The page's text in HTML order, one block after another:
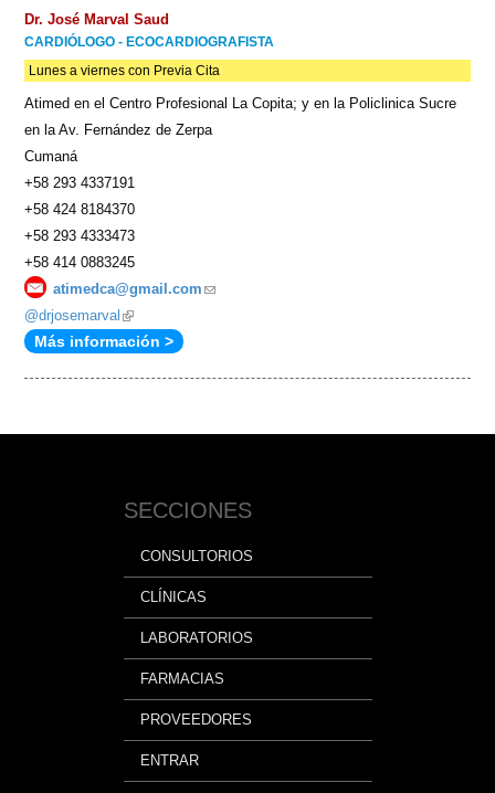
Dr. José Marval Saud
CARDIÓLOGO - ECOCARDIOGRAFISTA
Lunes a viernes con Previa Cita
Atimed en el Centro Profesional La Copita; y en la Policlinica Sucre
en la Av. Fernández de Zerpa
Cumaná
+58 293 4337191
+58 424 8184370
+58 293 4333473
+58 414 0883245
atimedca@gmail.com (link
@drjosemarval (link
is
Más información >
SECCIONES
CONSULTORIOS
CLÍNICAS
LABORATORIOS
FARMACIAS
PROVEEDORES
ENTRAR